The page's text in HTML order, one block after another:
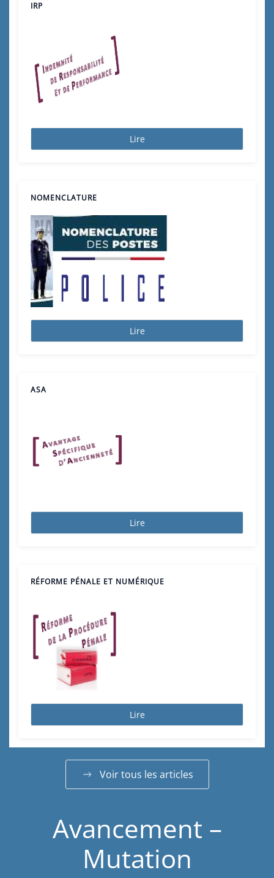
IRP
Lire
NOMENCLATURE
Lire
ASA
Lire
RÉFORME PÉNALE ET NUMÉRIQUE
Lire
Voir tous les articles
Avancement –
Mutation